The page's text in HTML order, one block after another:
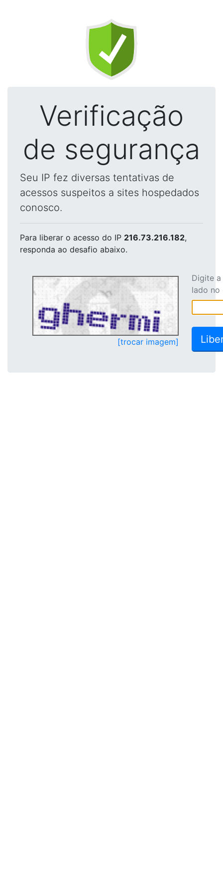
Verificação
de segurança
Seu IP fez diversas tentativas de
acessos suspeitos a sites hospedados
conosco.
Para liberar o acesso do IP 216.73.216.182,
responda ao desafio abaixo.
[trocar imagem]
Digite
lado no